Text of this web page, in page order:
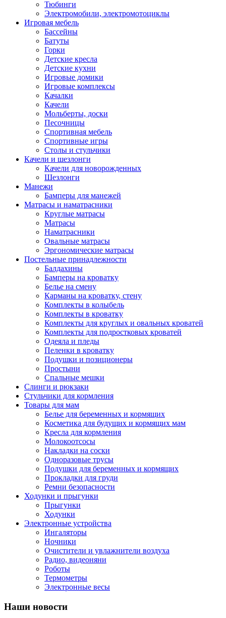
Тюбинги
Электромобили, электромотоциклы
Игровая мебель
Бассейны
Батуты
Горки
Детские кресла
Детские кухни
Игровые домики
Игровые комплексы
Качалки
Качели
Мольберты, доски
Песочницы
Спортивная мебель
Спортивные игры
Столы и стульчики
Качели и шезлонги
Качели для новорожденных
Шезлонги
Манежи
Бамперы для манежей
Матрасы и наматрасники
Круглые матрасы
Матрасы
Наматрасники
Овальные матрасы
Эргономические матрасы
Постельные принадлежности
Балдахины
Бамперы на кроватку
Белье на смену
Карманы на кроватку, стену
Комплекты в колыбель
Комплекты в кроватку
Комплекты для круглых и овальных кроватей
Комплекты для подростковых кроватей
Одеяла и пледы
Пеленки в кроватку
Подушки и позиционеры
Простыни
Спальные мешки
Слинги и рюкзаки
Стульчики для кормления
Товары для мам
Белье для беременных и кормящих
Косметика для будущих и кормящих мам
Кресла для кормления
Молокоотсосы
Накладки на соски
Одноразовые трусы
Подушки для беременных и кормящих
Прокладки для груди
Ремни безопасности
Ходунки и прыгунки
Прыгунки
Ходунки
Электронные устройства
Ингаляторы
Ночники
Очистители и увлажнители воздуха
Радио, видеоняни
Роботы
Термометры
Электронные весы
Наши новости